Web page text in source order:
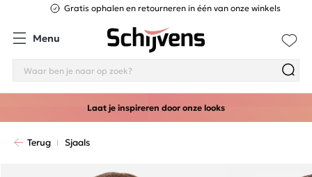
Gratis ophalen en retourneren in één van onze winkels
Menu
Laat je inspireren door onze looks
Terug Sjaals